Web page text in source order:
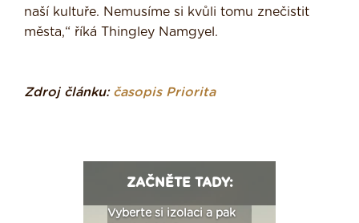
naší kultuře. Nemusíme si kvůli tomu znečistit
města,“ říká Thingley Namgyel.
Zdroj článku: časopis Priorita
ZAČNĚTE TADY:
Vyberte si izolaci a pak